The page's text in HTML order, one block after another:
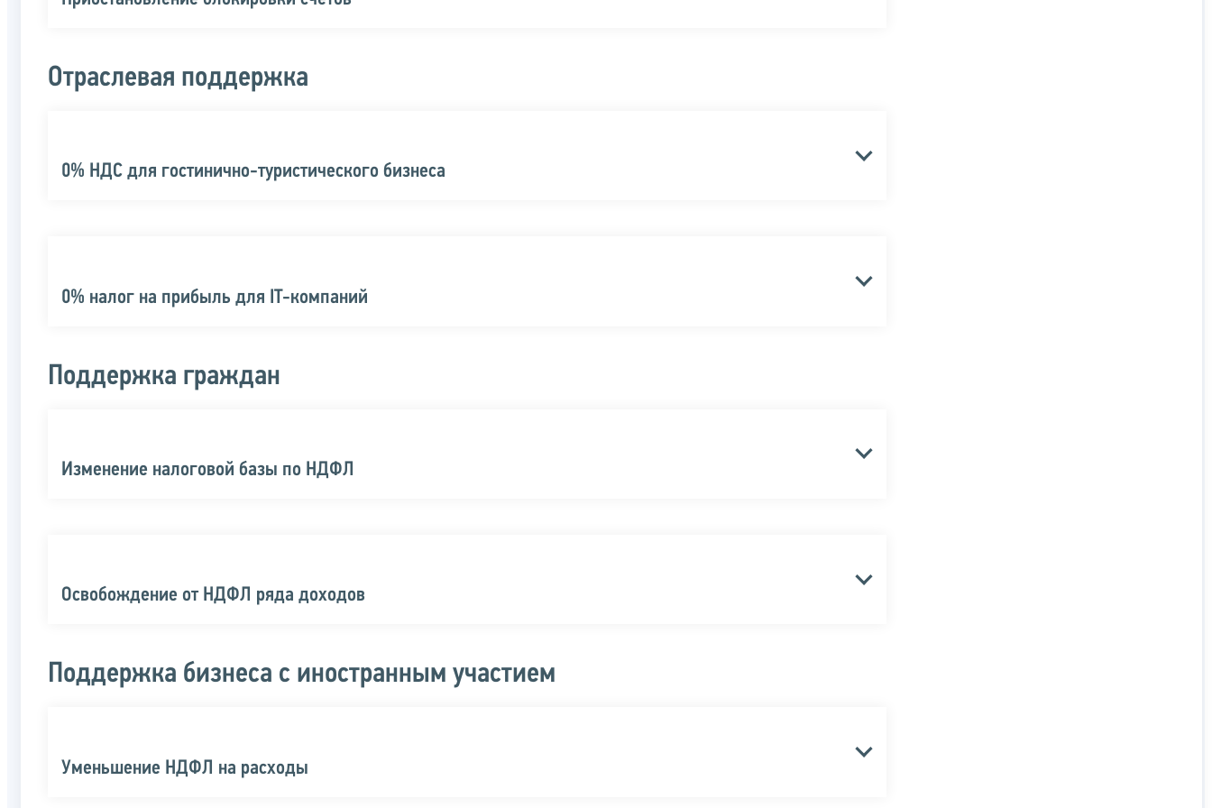
Отраслевая поддержка
0% НДС для гостинично-туристического бизнеса
0% налог на прибыль для IT-компаний
Поддержка граждан
Изменение налоговой базы по НДФЛ
Освобождение от НДФЛ ряда доходов
Поддержка бизнеса с иностранным участием
Уменьшение НДФЛ на расходы